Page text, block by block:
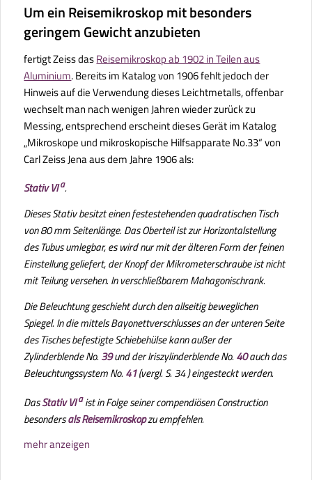
Um ein Reisemikroskop mit besonders
geringem Gewicht anzubieten
fertigt Zeiss dasReisemikroskop ab 1902 in Teilen aus
Aluminium. Bereits im Katalog von 1906 fehlt jedoch der
Hinweis auf die Verwendung dieses Leichtmetalls, offenbar
wechselt man nach wenigen Jahren wieder zurück zu
Messing, entsprechend erscheint dieses Gerät im Katalog
„Mikroskope und mikroskopische Hilfsapparate No.33“ von
Carl Zeiss Jena aus dem Jahre 1906 als:
Stativ VIa.
Dieses Stativ besitzt einen festestehenden quadratischen Tisch
von 80 mm Seitenlänge. Das Oberteil ist zur Horizontalstellung
des Tubus umlegbar, es wird nur mit der älteren Form der feinen
Einstellung geliefert, der Knopf der Mikrometerschraube ist nicht
mit Teilung versehen. In verschließbarem Mahagonischrank.
Die Beleuchtung geschieht durch den allseitig beweglichen
Spiegel. In die mittels Bayonettverschlusses an der unteren Seite
des Tisches befestigte Schiebehülse kann außer der
Zylinderblende No. 39und der Iriszylinderblende No. 40auch das
Beleuchtungssystem No. 41(vergl. S. 34 ) eingesteckt werden.
DasStativ VIaist in Folge seiner compendiösen Construction
besondersals Reisemikroskopzu empfehlen.
mehr anzeigen